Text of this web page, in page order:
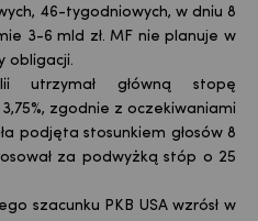
46-tygodniowych, w dniu 8
3-6 mld zł. MF nie planuje w
obligacji.
utrzymał główną stopę
zgodnie z oczekiwaniami
podjęta stosunkiem głosów 8
za podwyżką stóp o 25
szacunku PKB USA wzrósł w